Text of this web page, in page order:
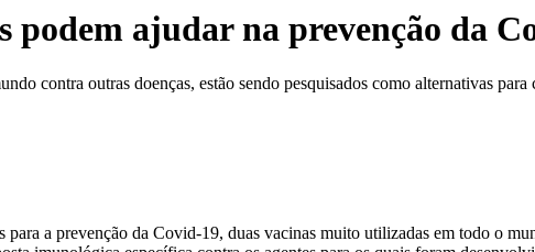
podem ajudar na prevenção da
contra outras doenças, estão sendo pesquisados como alternativas para
para a prevenção da Covid-19, duas vacinas muito utilizadas em todo o